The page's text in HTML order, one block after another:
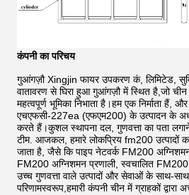
कंपनी का परिचय
गुआंगज़ौ Xingjin फायर उपकरण कं, लिमिटेड,
वातावरण से घिरा हुआ गुआंगज़ौ में स्थित है,जो
महत्वपूर्ण भूमिका निभाता है।हम एक निर्माता हैं,
एचएफसी-227ea (एफएम200) के उत्पादन के
करते हैं।कुशल स्थापना दल, गुणवत्ता का पता
टीम. आजकल, हमारे लोकप्रिय fm200 उत्पादों
जाता है, जैसे कि पाइप नेटवर्क FM200
FM200 अग्निशमन प्रणाली, स्वचालित
उच्च गुणवत्ता वाले उत्पादों और सेवाओं के साथ-साथ
परिणामस्वरूप,हमारी कंपनी चीन में ग्राहकों द्वारा